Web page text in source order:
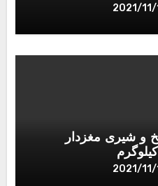
2021/11/
و شیری مغزدار
2021/11/